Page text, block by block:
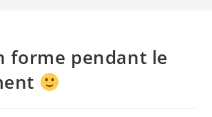
forme pendant le